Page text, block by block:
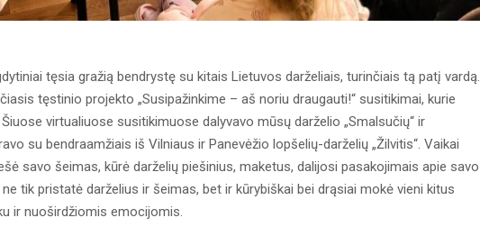
tęsia gražią bendrystę su kitais Lietuvos darželiais, turinčiais tą patį vardą.
tęstinio projekto „Susipažinkime – aš noriu draugauti!“ susitikimai, kurie
virtualiuose susitikimuose dalyvavo mūsų darželio „Smalsučių“ ir
su bendraamžiais iš Vilniaus ir Panevėžio lopšelių-darželių „Žilvitis“. Vaikai
savo šeimas, kūrė darželių piešinius, maketus, dalijosi pasakojimais apie savo
tik pristatė darželius ir šeimas, bet ir kūrybiškai bei drąsiai mokė vieni kitus
ir nuoširdžiomis emocijomis.